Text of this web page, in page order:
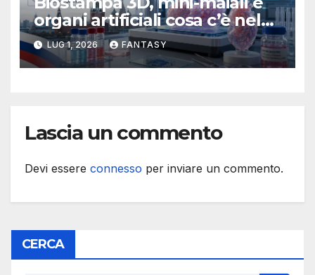
organi artificiali cosa c’è nel
programma russo sulla
longevità
LUG 1, 2026 FANTASY
Lascia un commento
Devi essere connesso per inviare un commento.
CERCA